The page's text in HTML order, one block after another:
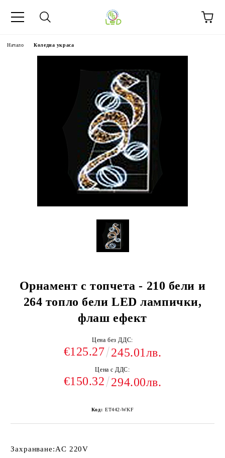
Начало Коледна украса
Орнамент с топчета - 210 бели и
264 топло бели LED лампички,
флаш ефект
Цена без ДДС:
€125.27 245.01лв.
Цена с ДДС:
€150.32 294.00лв.
Код: ET442-WKF
Захранване:AC 220V